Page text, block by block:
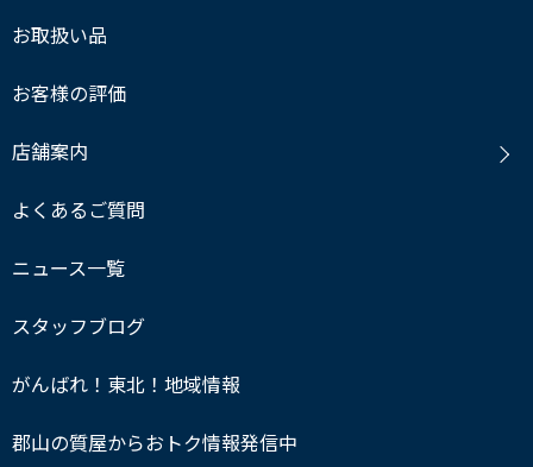
お取扱い品
お客様の評価
店舗案内
よくあるご質問
ニュース一覧
スタッフブログ
がんばれ！東北！地域情報
郡山の質屋からおトク情報発信中